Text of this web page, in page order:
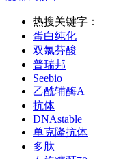
热搜关键字：
蛋白纯化
双氯芬酸
普瑞邦
Seebio
乙酰辅酶A
抗体
DNAstable
单克隆抗体
多肽